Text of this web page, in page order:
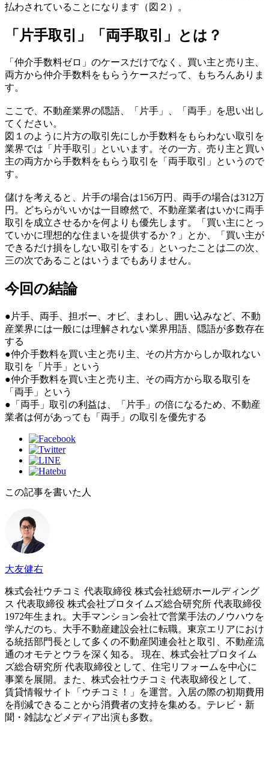
払わされていることになります（図２）。
「片手取引」「両手取引」とは？
「仲介手数料ゼロ」のケースだけでなく、買い主と売り主、
両方から仲介手数料をもらうケースだって、もちろんありま
す。
ここで、不動産業界の隠語、「片手」、「両手」を思い出し
てください。
図１のように片方の取引先にしか手数料をもらわない取引を
業界では「片手取引」といいます。その一方、売り主と買い
主の両方から手数料をもらう取引を「両手取引」というので
す。
儲けを考えると、片手の場合は156万円、両手の場合は312万
円。どちらがいいかは一目瞭然で、不動産業者はいかに両手
取引を成立させるかを何よりも優先します。「買い主にとっ
ていかに理想的な住まいを提供するか？」とか、「買い主が
できるだけ損をしない取引をする」といったことは二の次、
三の次であることはいうまでもありません。
今回の結論
●片手、両手、担ボー、オビ、まわし、囲い込みなど、不動
産業界には一般には理解されない業界用語、隠語が多数存在
する
●仲介手数料を買い主と売り主、その片方からしか取れない
取引を「片手」という
●仲介手数料を買い主と売り主、その両方から取る取引を
「両手」という
●「両手」取引の利益は、「片手」の倍になるため、不動産
業者は何があっても「両手」の取引を優先する
この記事を書いた人
大友健右
株式会社ウチコミ 代表取締役 株式会社総研ホールディング
ス 代表取締役 株式会社プロタイムズ総合研究所 代表取締役
1972年生まれ。大手マンション会社で営業手法のノウハウを
学んだのち、大手不動産建設会社に転職。東京エリアにおけ
る統括部門長として多くの不動産関連会社と取引、不動産流
通のオモテとウラを深く知る。 現在、株式会社プロタイム
ズ総合研究所 代表取締役として、住宅リフォームを中心に
事業を展開。また、株式会社ウチコミ 代表取締役として、
賃貸情報サイト「ウチコミ！」を運営。入居の際の初期費用
を削減できることから消費者の支持を集める。テレビ・新
聞・雑誌などメディア出演も多数。